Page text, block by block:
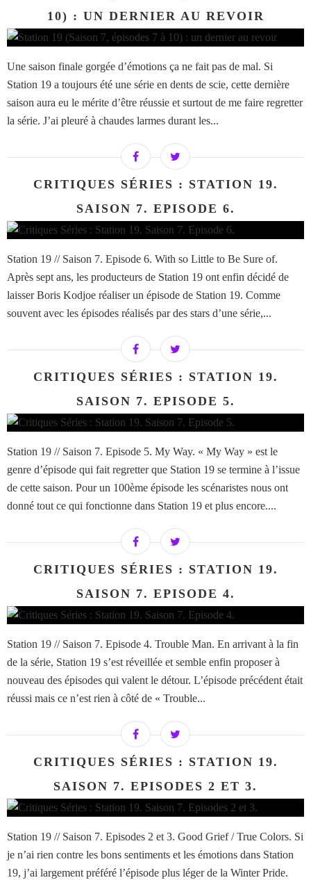
10) : UN DERNIER AU REVOIR
Une saison finale gorgée d’émotions ça ne fait pas de mal. Si
Station 19 a toujours été une série en dents de scie, cette dernière
saison aura eu le mérite d’être réussie et surtout de me faire regretter
la série. J’ai pleuré à chaudes larmes durant les...
CRITIQUES SÉRIES : STATION 19.
SAISON 7. EPISODE 6.
Station 19 // Saison 7. Episode 6. With so Little to Be Sure of.
Après sept ans, les producteurs de Station 19 ont enfin décidé de
laisser Boris Kodjoe réaliser un épisode de Station 19. Comme
souvent avec les épisodes réalisés par des stars d’une série,...
CRITIQUES SÉRIES : STATION 19.
SAISON 7. EPISODE 5.
Station 19 // Saison 7. Episode 5. My Way. « My Way » est le
genre d’épisode qui fait regretter que Station 19 se termine à l’issue
de cette saison. Pour un 100ème épisode les scénaristes nous ont
donné tout ce qui fonctionne dans Station 19 et plus encore....
CRITIQUES SÉRIES : STATION 19.
SAISON 7. EPISODE 4.
Station 19 // Saison 7. Episode 4. Trouble Man. En arrivant à la fin
de la série, Station 19 s’est réveillée et semble enfin proposer à
nouveau des épisodes qui valent le détour. L’épisode précédent était
réussi mais ce n’est rien à côté de « Trouble...
CRITIQUES SÉRIES : STATION 19.
SAISON 7. EPISODES 2 ET 3.
Station 19 // Saison 7. Episodes 2 et 3. Good Grief / True Colors. Si
je n’ai rien contre les bons sentiments et les émotions dans Station
19, j’ai largement préféré l’épisode plus léger de la Winter Pride.